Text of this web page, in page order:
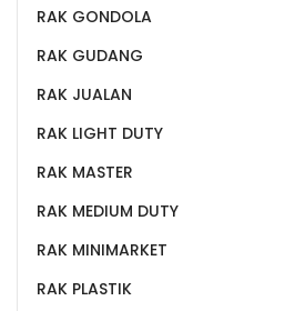
RAK GONDOLA
RAK GUDANG
RAK JUALAN
RAK LIGHT DUTY
RAK MASTER
RAK MEDIUM DUTY
RAK MINIMARKET
RAK PLASTIK